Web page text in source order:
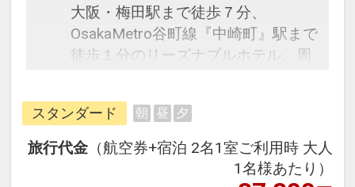
大阪・梅田駅まで徒歩７分、
OsakaMetro谷町線『中崎町』駅まで
徒歩１分のリーズナブルホテル。周
並みで街の雰囲気に合うカフェや個
性派グルメが揃っていて、観光客は
もちろん、地元民のデートや散策に
も人気のエリアです。『梅田芸術劇
場』も徒歩10分圏内なので、観劇や
スタンダード 朝 昼 夕
旅行代金 （航空券+宿泊 2名1室ご利用時 大人
1名様あたり）